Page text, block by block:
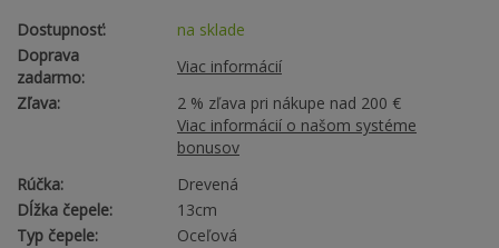
Dostupnosť:
na sklade
Doprava
zadarmo:
Viac informácií
Zľava:
2 % zľava pri nákupe nad 200 €
Viac informácií o našom systéme
bonusov
Rúčka:
Drevená
Dĺžka čepele:
13cm
Typ čepele:
Oceľová